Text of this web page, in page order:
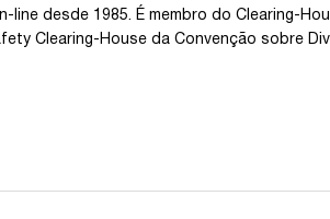
desde 1985. É membro do Clearing-
Clearing-House da Convenção sobre